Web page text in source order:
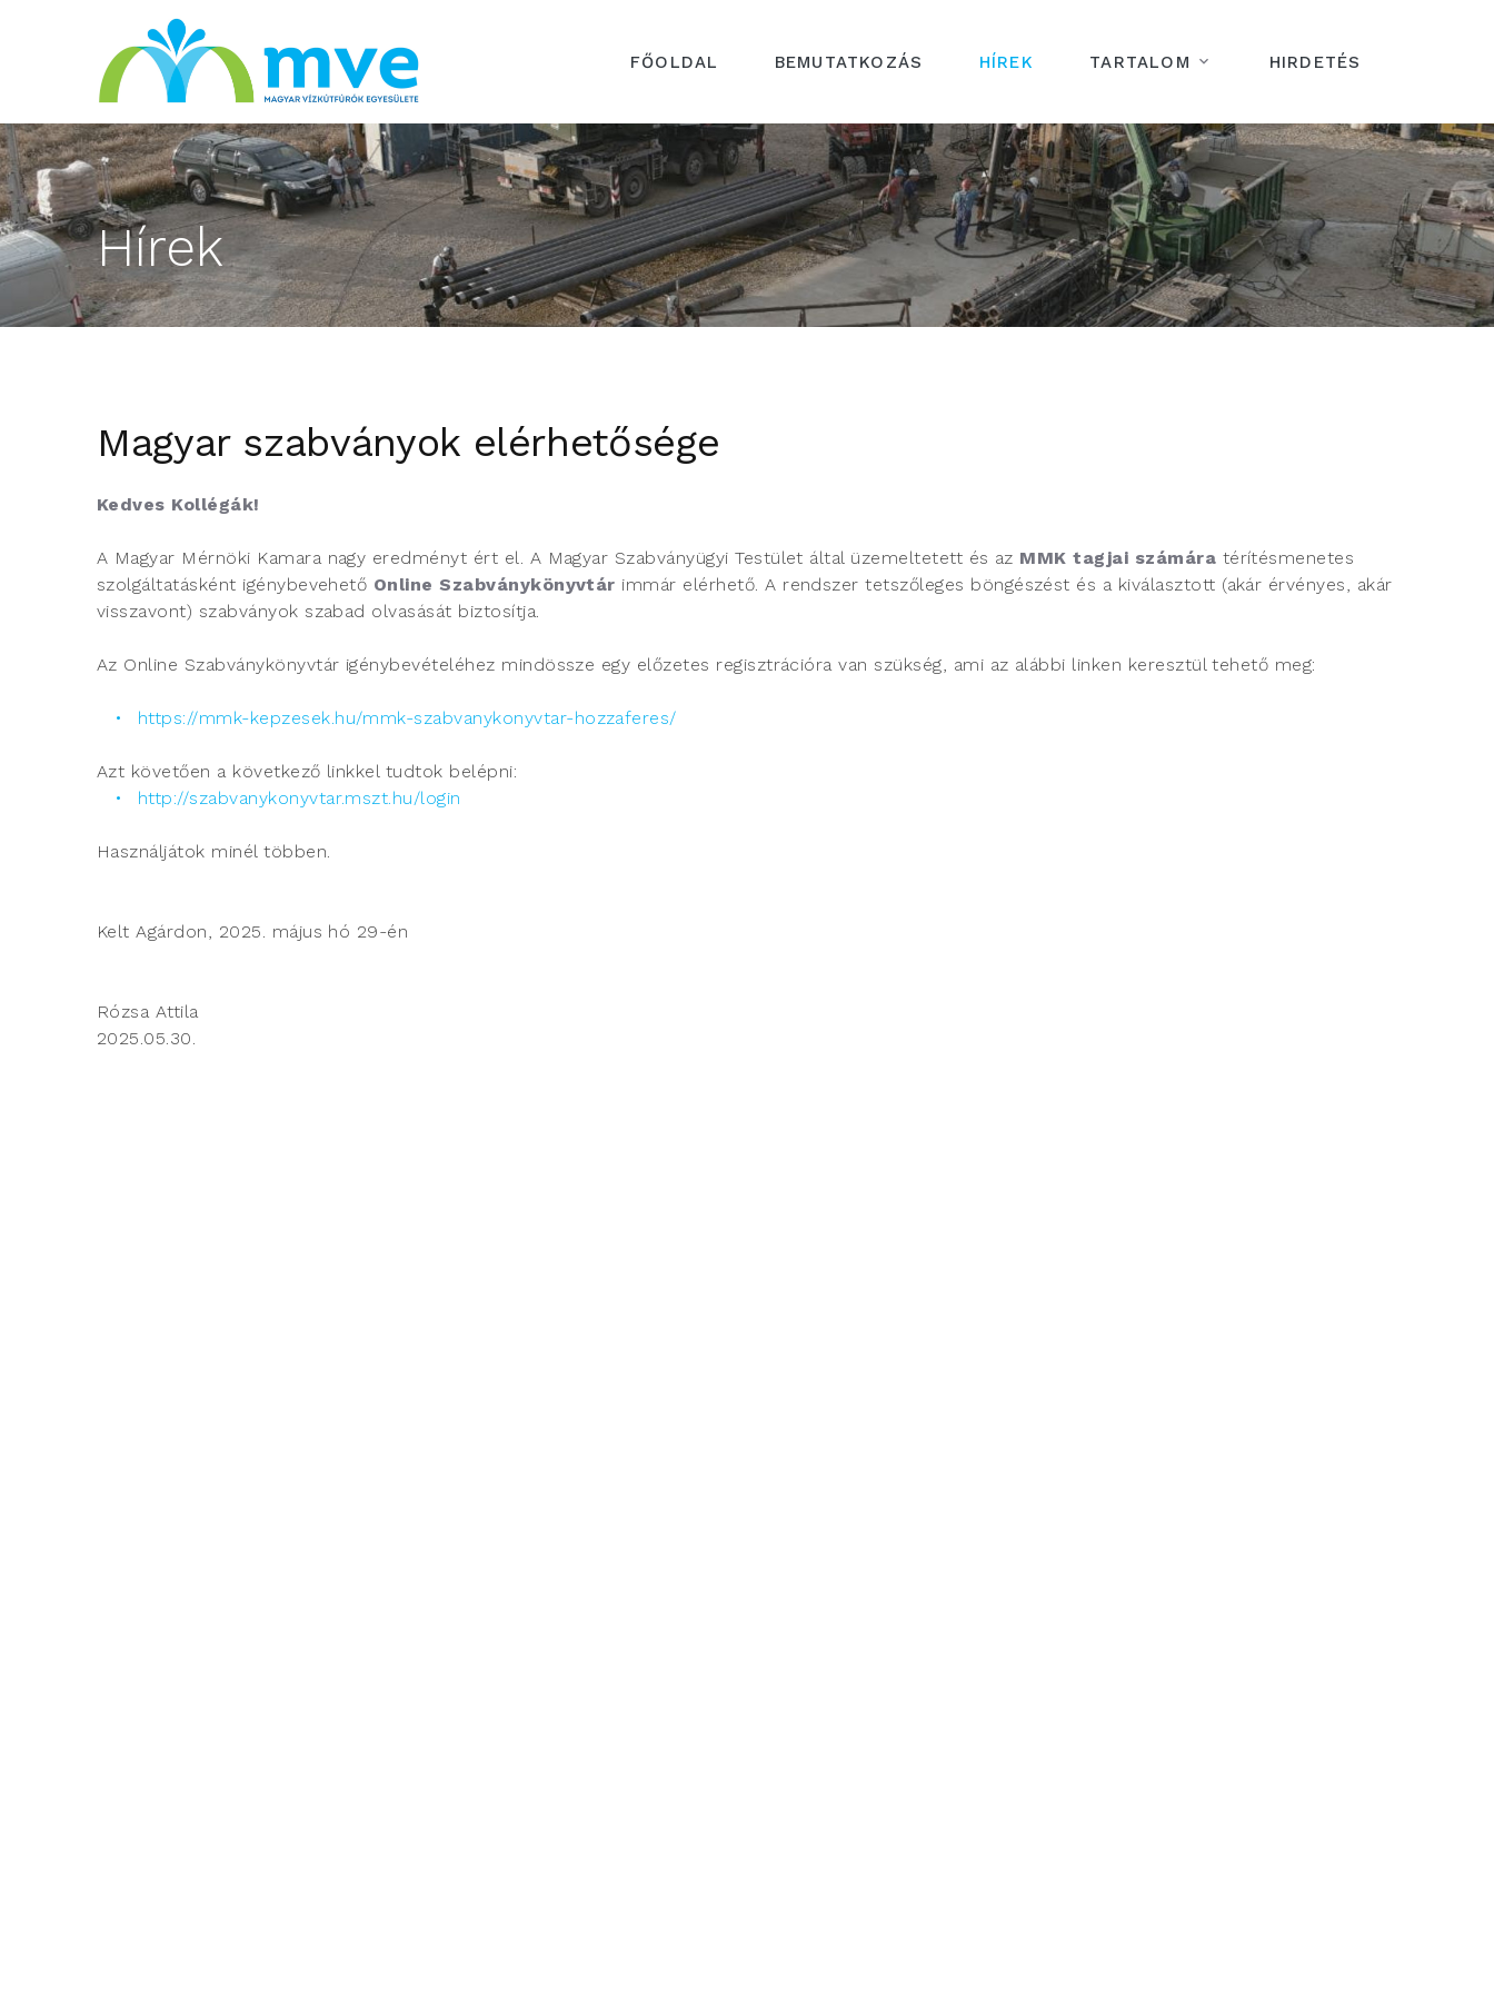
FŐOLDAL BEMUTATKOZÁS HÍREK TARTALOM HIRDETÉS
Hírek
Magyar szabványok elérhetősége
Kedves Kollégák!
A Magyar Mérnöki Kamara nagy eredményt ért el. A Magyar Szabványügyi Testület által üzemeltetett és az MMK tagjai számára térítésmenetes
szolgáltatásként igénybevehető Online Szabványkönyvtár immár elérhető. A rendszer tetszőleges böngészést és a kiválasztott (akár érvényes, akár
visszavont) szabványok szabad olvasását biztosítja.
Az Online Szabványkönyvtár igénybevételéhez mindössze egy előzetes regisztrációra van szükség, ami az alábbi linken keresztül tehető meg:
https://mmk-kepzesek.hu/mmk-szabvanykonyvtar-hozzaferes/
Azt követően a következő linkkel tudtok belépni:
http://szabvanykonyvtar.mszt.hu/login
Használjátok minél többen.
Kelt Agárdon, 2025. május hó 29-én
Rózsa Attila
2025.05.30.